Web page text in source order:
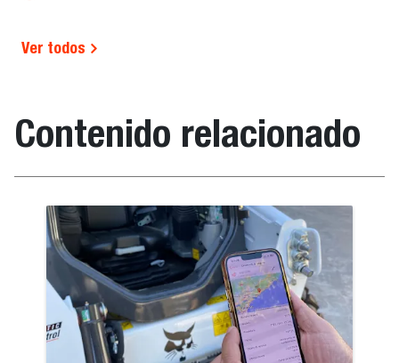
Ver todos
Contenido relacionado